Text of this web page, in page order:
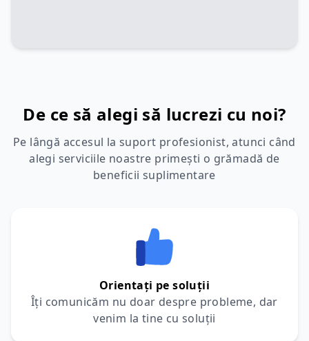
De ce să alegi să lucrezi cu noi?
Pe lângă accesul la suport profesionist, atunci când
alegi serviciile noastre primești o grămadă de
beneficii suplimentare
Orientați pe soluții
Îți comunicăm nu doar despre probleme, dar
venim la tine cu soluții